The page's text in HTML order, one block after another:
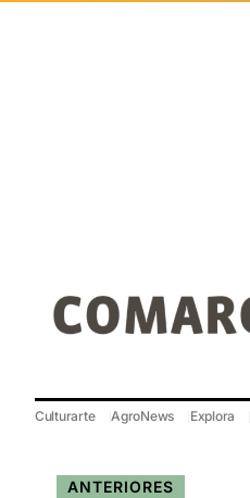
Culturarte AgroNews Explora
ANTERIORES